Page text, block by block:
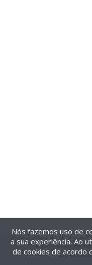
@2014-2026
Termos de
Nós fazemos uso de
a sua experiência. Ao
de cookies de acordo